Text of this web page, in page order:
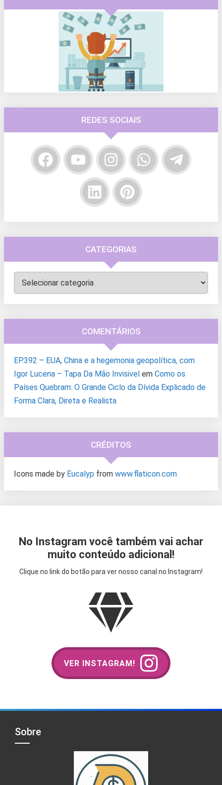
REDES SOCIAIS
CATEGORIAS
Categorias
COMENTÁRIOS
EP.392 – EUA, China e a hegemonia geopolítica, com
Igor Lucena – Tapa Da Mão Invisivel em Como os
Países Quebram: O Grande Ciclo da Dívida Explicado de
Forma Clara, Direta e Realista
CRÉDITOS
Icons made by Eucalyp from www.flaticon.com
No Instagram você também vai achar
muito conteúdo adicional!
Clique no link do botão para ver nosso canal no Instagram!
VER INSTAGRAM!
Sobre